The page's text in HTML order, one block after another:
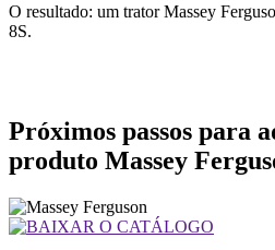
O resultado: um trator Massey
8S.
Próximos passos para
produto Massey